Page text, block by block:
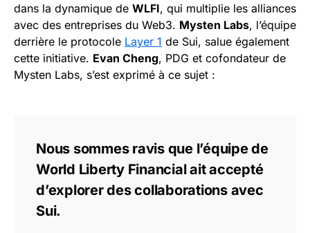
dans la dynamique de WLFI, qui multiplie les alliances
avec des entreprises du Web3. Mysten Labs, l’équipe
derrière le protocole Layer 1 de Sui, salue également
cette initiative. Evan Cheng, PDG et cofondateur de
Mysten Labs, s’est exprimé à ce sujet :
Nous sommes ravis que l’équipe de
World Liberty Financial ait accepté
d’explorer des collaborations avec
Sui.